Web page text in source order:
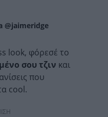
@jaimeridge
look, φόρεσέ το
σου τζιν και
που
cool.